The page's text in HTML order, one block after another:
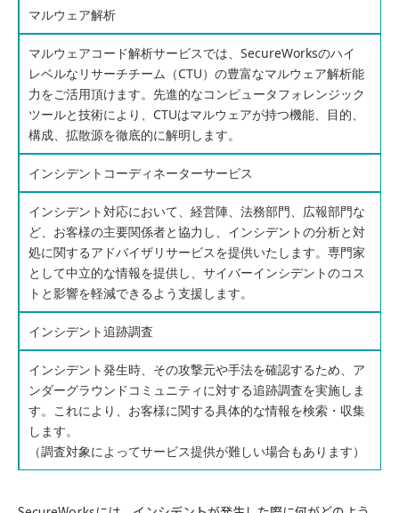
マルウェア解析
マルウェアコード解析サービスでは、SecureWorksのハイ
レベルなリサーチチーム（CTU）の豊富なマルウェア解析能
力をご活用頂けます。先進的なコンピュータフォレンジック
ツールと技術により、CTUはマルウェアが持つ機能、目的、
構成、拡散源を徹底的に解明します。
インシデントコーディネーターサービス
インシデント対応において、経営陣、法務部門、広報部門な
ど、お客様の主要関係者と協力し、インシデントの分析と対
処に関するアドバイザリサービスを提供いたします。専門家
として中立的な情報を提供し、サイバーインシデントのコス
トと影響を軽減できるよう支援します。
インシデント追跡調査
インシデント発生時、その攻撃元や手法を確認するため、ア
ンダーグラウンドコミュニティに対する追跡調査を実施しま
す。これにより、お客様に関する具体的な情報を検索・収集
します。
（調査対象によってサービス提供が難しい場合もあります）